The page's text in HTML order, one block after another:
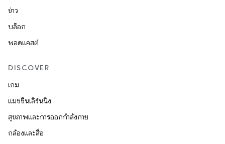
ข่าว
บล็อก
พอดแคสต์
DISCOVER
เกม
แมชชีนเลิร์นนิง
สุขภาพและการออกกำลังกาย
กล้องและสื่อ